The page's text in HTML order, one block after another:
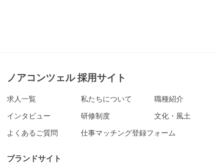
ノアコンツェル 採用サイト
求人一覧 私たちについて
職種紹介
インタビュー
研修制度
文化・風土
よくあるご質問
仕事マッチング登録フォーム
ブランドサイト